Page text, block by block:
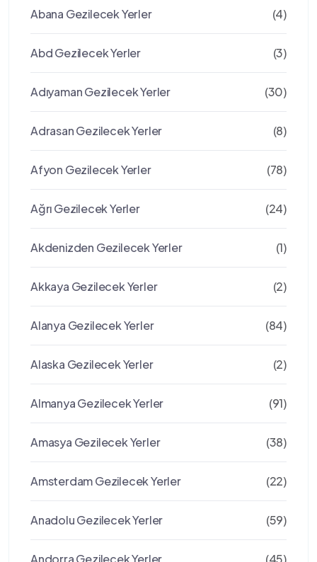
Abana Gezilecek Yerler (4)
Abd Gezilecek Yerler (3)
Adıyaman Gezilecek Yerler (30)
Adrasan Gezilecek Yerler (8)
Afyon Gezilecek Yerler (78)
Ağrı Gezilecek Yerler (24)
Akdenizden Gezilecek Yerler (1)
Akkaya Gezilecek Yerler (2)
Alanya Gezilecek Yerler (84)
Alaska Gezilecek Yerler (2)
Almanya Gezilecek Yerler (91)
Amasya Gezilecek Yerler (38)
Amsterdam Gezilecek Yerler (22)
Anadolu Gezilecek Yerler (59)
Andorra Gezilecek Yerler (45)